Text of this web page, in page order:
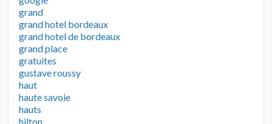
grand
grand hotel bordeaux
grand hotel de bordeaux
grand place
gratuites
gustave roussy
haut
haute savoie
hauts
hilton